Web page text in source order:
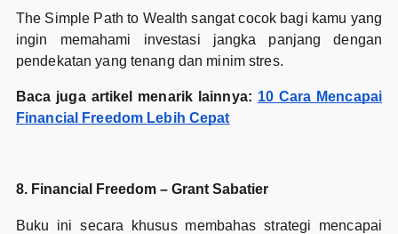
The Simple Path to Wealth sangat cocok bagi kamu yang
ingin memahami investasi jangka panjang dengan
pendekatan yang tenang dan minim stres.
Baca juga artikel menarik lainnya: 10 Cara Mencapai
Financial Freedom Lebih Cepat
8. Financial Freedom – Grant Sabatier
Buku ini secara khusus membahas strategi mencapai